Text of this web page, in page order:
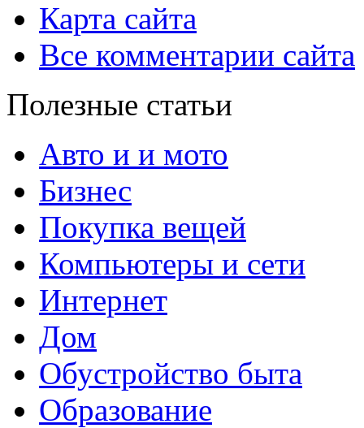
Карта сайта
Все комментарии сайта
Полезные статьи
Авто и и мото
Бизнес
Покупка вещей
Компьютеры и сети
Интернет
Дом
Обустройство быта
Образование